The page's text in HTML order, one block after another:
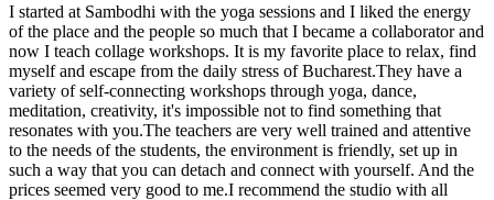
I started at Sambodhi with the yoga sessions and I liked the energy
of the place and the people so much that I became a collaborator and
now I teach collage workshops. It is my favorite place to relax, find
myself and escape from the daily stress of Bucharest.They have a
variety of self-connecting workshops through yoga, dance,
meditation, creativity, it's impossible not to find something that
resonates with you.The teachers are very well trained and attentive
to the needs of the students, the environment is friendly, set up in
such a way that you can detach and connect with yourself. And the
prices seemed very good to me.I recommend the studio with all